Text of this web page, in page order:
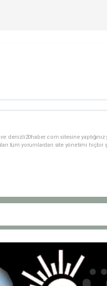
denizli20haber.com sitesine
tüm yorumlardan site yönetimi